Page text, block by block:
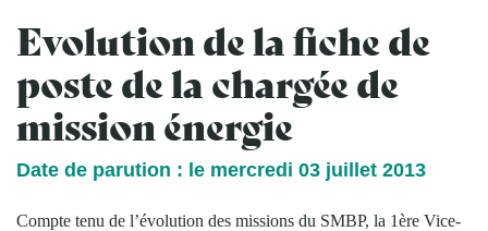
Evolution de la fiche de
poste de la chargée de
mission énergie
Date de parution : le mercredi 03 juillet 2013
Compte tenu de l’évolution des missions du SMBP, la 1ère Vice-